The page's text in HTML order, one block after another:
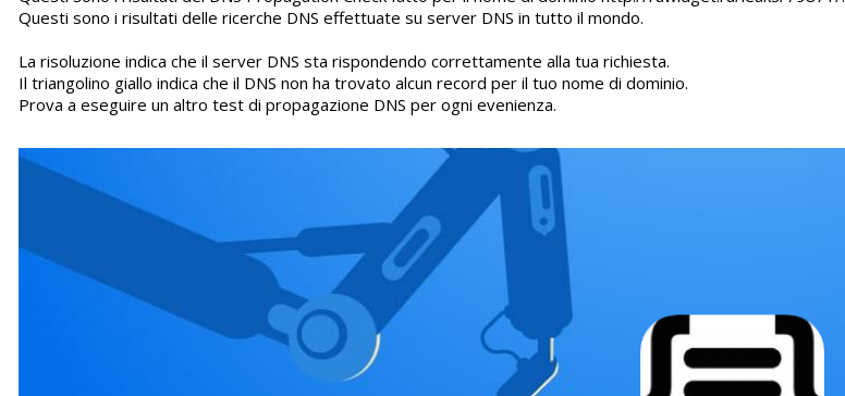
Questi sono i risultati delle ricerche DNS effettuate su server DNS in tutto il mondo.
La risoluzione indica che il server DNS sta rispondendo correttamente alla tua richiesta.
Il triangolino giallo indica che il DNS non ha trovato alcun record per il tuo nome di dominio.
Prova a eseguire un altro test di propagazione DNS per ogni evenienza.